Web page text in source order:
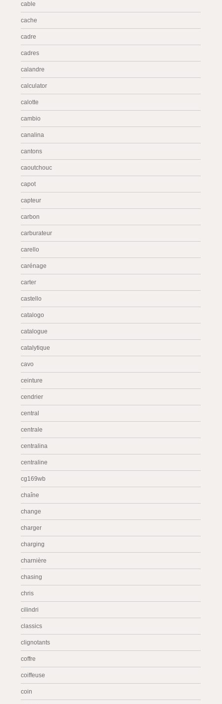
cable
cache
cadre
cadres
calandre
calculator
calotte
cambio
canalina
cantons
caoutchouc
capot
capteur
carbon
carburateur
carello
carénage
carter
castello
catalogo
catalogue
catalytique
cavo
ceinture
cendrier
central
centrale
centralina
centraline
cg169wb
chaîne
change
charger
charging
charnière
chasing
chris
cilindri
classics
clignotants
coffre
coiffeuse
coin